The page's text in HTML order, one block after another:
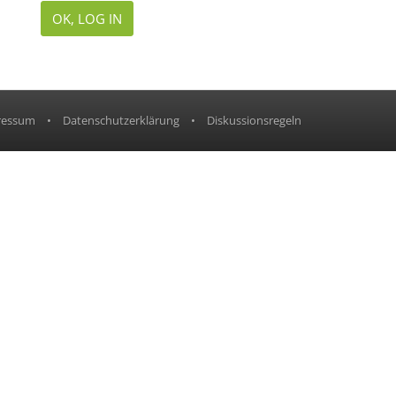
OK, LOG IN
• Datenschutzerklärung • Diskussionsregeln